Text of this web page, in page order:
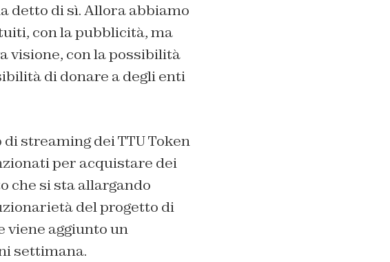
detto di sì. Allora abbiamo
con la pubblicità, ma
visione, con la possibilità
di donare a degli enti
streaming dei TTU Token
per acquistare dei
che si sta allargando
del progetto di
viene aggiunto un
settimana.